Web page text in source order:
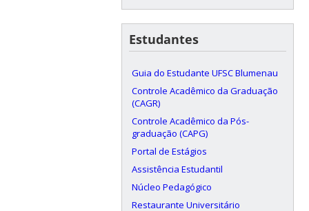
Estudantes
Guia do Estudante UFSC Blumenau
Controle Acadêmico da Graduação
(CAGR)
Controle Acadêmico da Pós-
graduação (CAPG)
Portal de Estágios
Assistência Estudantil
Núcleo Pedagógico
Restaurante Universitário